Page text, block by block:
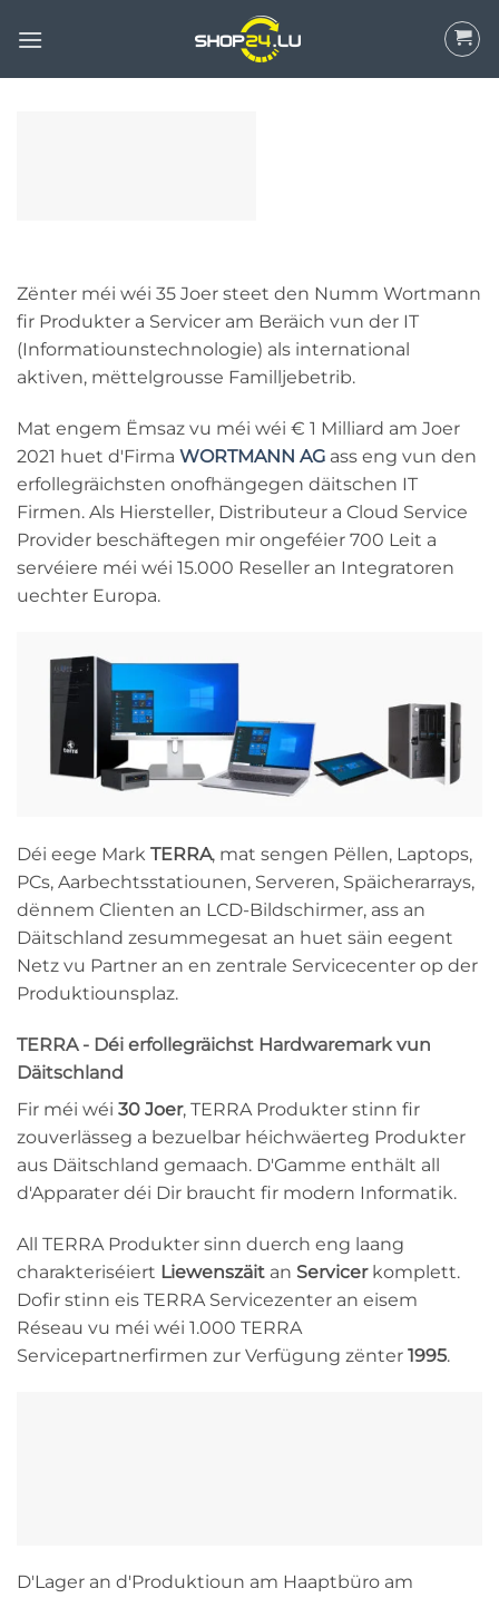
op
Zënter méi wéi 35 Joer steet den Numm Wortmann
fir Produkter a Servicer am Beräich vun der IT
(Informatiounstechnologie) als international
aktiven, mëttelgrousse Familljebetrib.
Mat engem Ëmsaz vu méi wéi € 1 Milliard am Joer
2021 huet d'Firma WORTMANN AG ass eng vun den
erfollegräichsten onofhängegen däitschen IT
Firmen. Als Hiersteller, Distributeur a Cloud Service
Provider beschäftegen mir ongeféier 700 Leit a
servéiere méi wéi 15.000 Reseller an Integratoren
uechter Europa.
Déi eege Mark TERRA, mat sengen Pëllen, Laptops,
PCs, Aarbechtsstatiounen, Serveren, Späicherarrays,
dënnem Clienten an LCD-Bildschirmer, ass an
Däitschland zesummegesat an huet säin eegent
Netz vu Partner an en zentrale Servicecenter op der
Produktiounsplaz.
TERRA - Déi erfollegräichst Hardwaremark vun
Däitschland
Fir méi wéi 30 Joer, TERRA Produkter stinn fir
zouverlässeg a bezuelbar héichwäerteg Produkter
aus Däitschland gemaach. D'Gamme enthält all
d'Apparater déi Dir braucht fir modern Informatik.
All TERRA Produkter sinn duerch eng laang
charakteriséiert Liewenszäit an Servicerkomplett.
Dofir stinn eis TERRA Servicezenter an eisem
Réseau vu méi wéi 1.000 TERRA
Servicepartnerfirmen zur Verfügung zënter 1995.
D'Lager an d'Produktioun am Haaptbüro am